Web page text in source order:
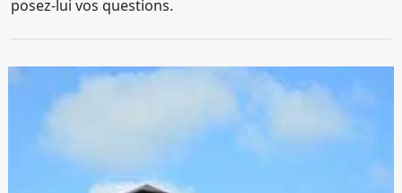
posez-lui vos questions.